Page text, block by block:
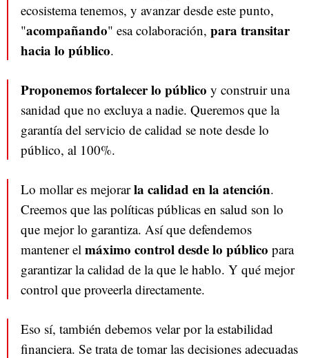
ecosistema tenemos, y avanzar desde este punto,
"acompañando" esa colaboración, para transitar
hacia lo público.
Proponemos fortalecer lo público y construir una
sanidad que no excluya a nadie. Queremos que la
garantía del servicio de calidad se note desde lo
público, al 100%.
Lo mollar es mejorarla calidad en la atención.
Creemos que las políticas públicas en salud son lo
que mejor lo garantiza. Así que defendemos
mantener el máximo control desde lo público para
garantizar la calidad de la que le hablo. Y qué mejor
control que proveerla directamente.
Eso sí, también debemos velar por la estabilidad
financiera. Se trata de tomar las decisiones adecuadas